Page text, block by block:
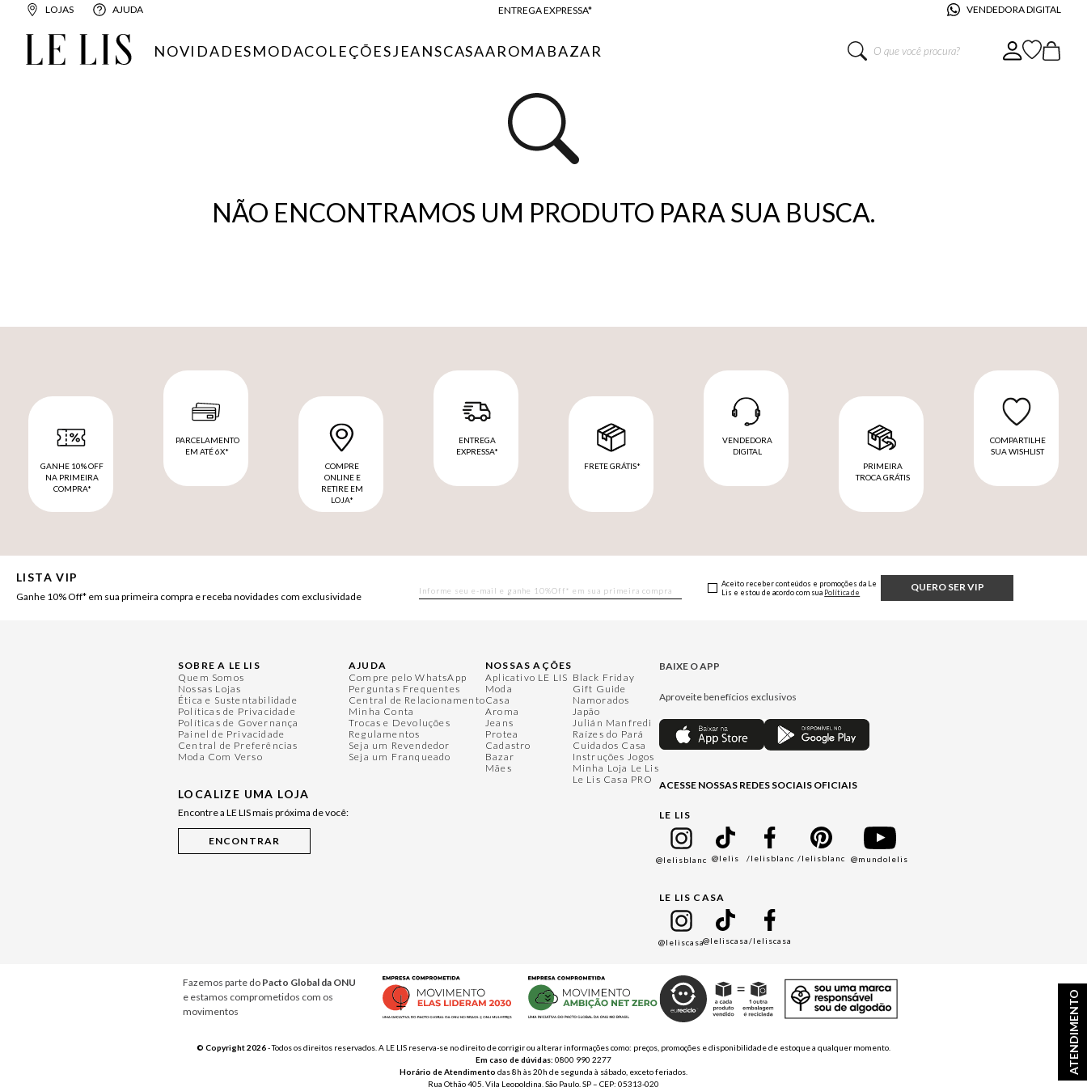
LOJAS AJUDA
ENTREGA EXPRESSA*
BAIXE O APP
VENDEDORA DIGITAL
ATENDIMENTO
NOVIDADESMODACOLEÇÕESJEANSCASAAROMABAZAR
O que você procura?
NÃO ENCONTRAMOS UM PRODUTO PARA SUA BUSCA.
GANHE 10% OFF
NA PRIMEIRA
COMPRA*
PARCELAMENTO
EM ATÉ 6X*
COMPRE
ONLINE E
RETIRE EM
LOJA*
ENTREGA
EXPRESSA*
FRETE GRÁTIS*
VENDEDORA
DIGITAL
PRIMEIRA
TROCA GRÁTIS
COMPARTILHE
SUA WISHLIST
LISTA VIP
Ganhe 10% Off* em sua primeira compra e receba novidades com exclusividade
QUERO SER VIP
Aceito receber conteúdos e promoções da Le
Lis e estou de acordo com sua Política de
SOBRE A LE LIS
Quem Somos
Nossas Lojas
Ética e Sustentabilidade
Políticas de Privacidade
Políticas de Governança
Painel de Privacidade
Central de Preferências
Moda Com Verso
LOCALIZE UMA LOJA
Encontre a LE LIS mais próxima de você:
AJUDA
Compre pelo WhatsApp
Perguntas Frequentes
Central de Relacionamento
Minha Conta
Trocas e Devoluções
Regulamentos
Seja um Revendedor
Seja um Franqueado
NOSSAS AÇÕES
Aplicativo LE LIS
Moda
Casa
Aroma
Jeans
Protea
Cadastro
Bazar
Mães
Black Friday
Gift Guide
Namorados
Japão
Julián Manfredi
Raízes do Pará
Cuidados Casa
Instruções Jogos
Minha Loja Le Lis
Le Lis Casa PRO
BAIXE O APP
Aproveite benefícios exclusivos
ACESSE NOSSAS REDES SOCIAIS OFICIAIS
LE LIS
@lelisblanc @lelis /lelisblanc /lelisblanc @mundolelis
LE LIS CASA
@leliscasa@leliscasa/leliscasa
Fazemos parte do Pacto Global da ONU
e estamos comprometidos com os
movimentos
© Copyright 2026- Todos os direitos reservados. A LE LIS reserva-se no direito de corrigir ou alterar informações como: preços, promoções e disponibilidade de estoque a qualquer momento.
Em caso de dúvidas: 0800 990 2277
Horário de Atendimento das 8h às 20h de segunda à sábado, exceto feriados.
Rua Othão 405, Vila Leopoldina, São Paulo, SP – CEP: 05313-020